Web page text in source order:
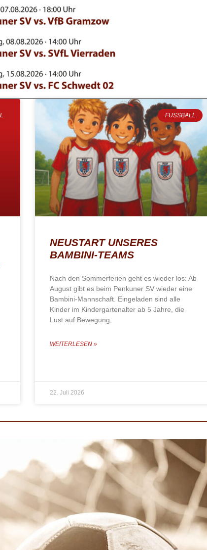
FUSSBALL
NEUSTART UNSERES
BAMBINI-TEAMS
Nach den Sommerferien geht es wieder los: Ab
August gibt es beim Penkuner SV wieder eine
Bambini-Mannschaft. Eingeladen sind alle
Kinder im Kindergartenalter ab 5 Jahre, die
Lust auf Bewegung,
WEITERLESEN »
22. Juli 2026